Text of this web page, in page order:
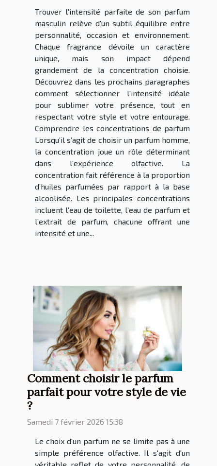
Trouver l'intensité parfaite de son parfum
masculin relève d'un subtil équilibre entre
personnalité, occasion et environnement.
Chaque fragrance dévoile un caractère
unique, mais son impact dépend
grandement de la concentration choisie.
Découvrez dans les prochains paragraphes
comment sélectionner l'intensité idéale
pour sublimer votre présence, tout en
respectant votre style et votre entourage.
Comprendre les concentrations de parfum
Lorsqu’il s’agit de choisir un parfum homme,
la concentration joue un rôle déterminant
dans l’expérience olfactive. La
concentration fait référence à la proportion
d’huiles parfumées par rapport à la base
alcoolisée. Les principales concentrations
incluent l’eau de toilette, l’eau de parfum et
l’extrait de parfum, chacune offrant une
intensité et une...
Comment choisir le parfum
parfait pour votre style de vie
?
Samedi 7 février 2026 15:38
Le choix d'un parfum ne se limite pas à une
simple préférence olfactive. Il s'agit d'un